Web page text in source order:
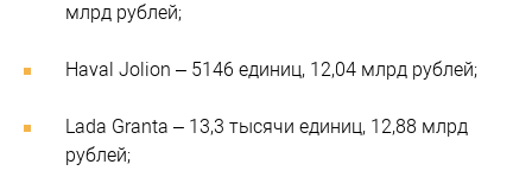
млрд рублей;
Haval Jolion – 5146 единиц, 12,04 млрд рублей;
Lada Granta – 13,3 тысячи единиц, 12,88 млрд
рублей;